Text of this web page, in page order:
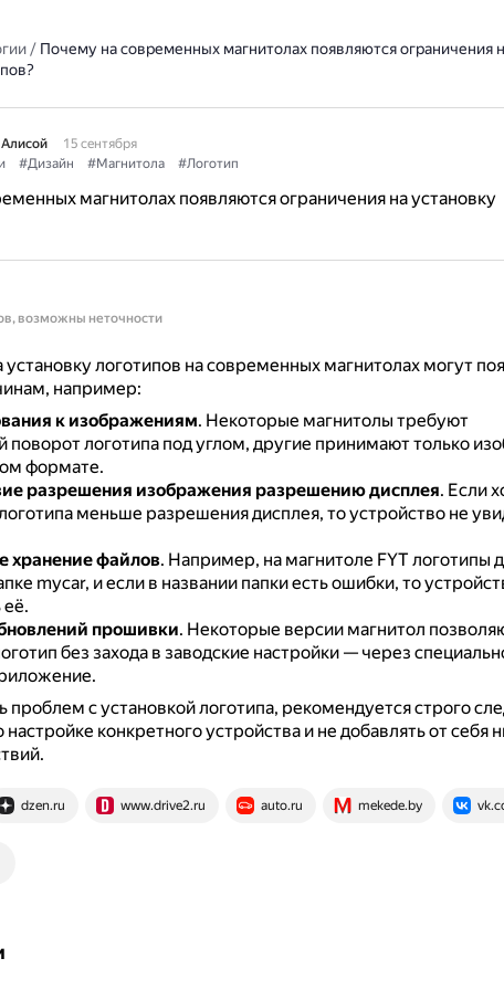
/ Почему на современных магнитолах появляются ограничения
Алисой
15 сентября
#Дизайн #Магнитола #Логотип
магнитолах появляются ограничения на установку
возможны неточности
логотипов на современных магнитолах могут
например:
к изображениям. Некоторые магнитолы требуют
поворот логотипа под углом, другие принимают только
формате.
разрешения изображения разрешению дисплея. Если
меньше разрешения дисплея, то устройство не
хранение файлов. Например, на магнитоле FYT логотипы
mycar, и если в названии папки есть ошибки, то
её.
прошивки. Некоторые версии магнитол
без захода в заводские настройки — через
проблем с установкой логотипа, рекомендуется строго
конкретного устройства и не добавлять от себя
dzen.ru www.drive2.ru auto.ru mekede.by